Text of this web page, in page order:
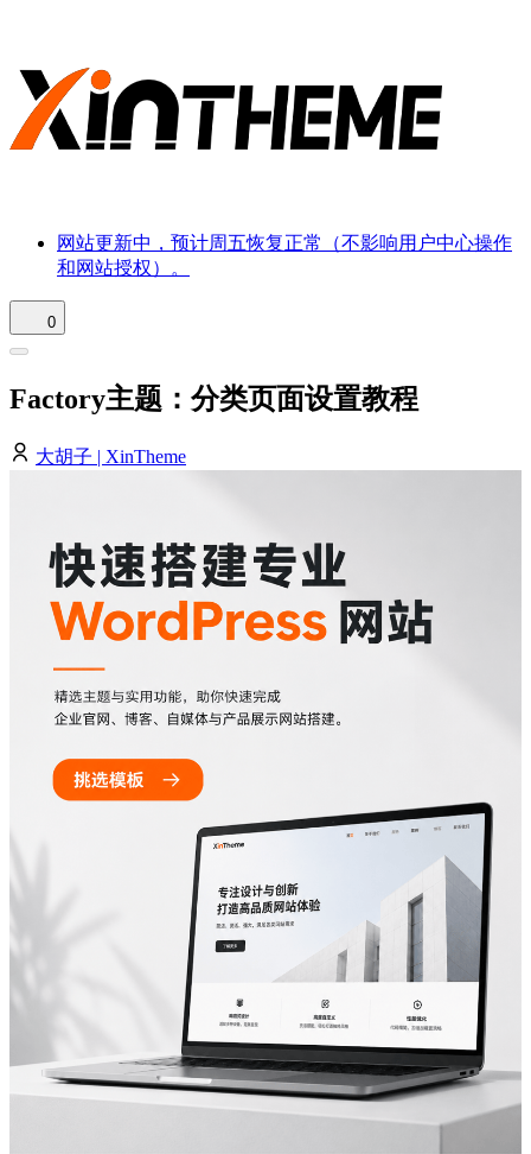
网站更新中，预计周五恢复正常（不影响用户中心操作
和网站授权）。
0
Factory主题：分类页面设置教程
大胡子 | XinTheme